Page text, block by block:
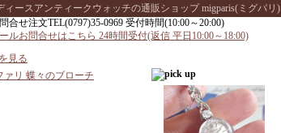
ースアンティークウォッチの通販ショップ migparis(ミグパリ)
ァリ 蝶々のブローチ